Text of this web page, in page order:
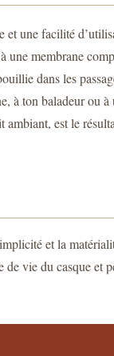
une facilité
membrane
dans les
à ton baladeur ou
est le
et la
vie du casque